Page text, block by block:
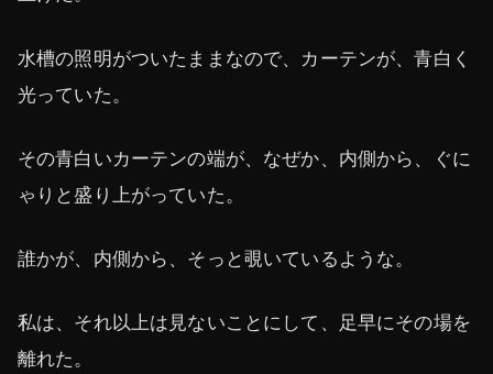
水槽の照明がついたままなので、カーテンが、青白く
光っていた。
その青白いカーテンの端が、なぜか、内側から、ぐに
ゃりと盛り上がっていた。
誰かが、内側から、そっと覗いているような。
私は、それ以上は見ないことにして、足早にその場を
離れた。